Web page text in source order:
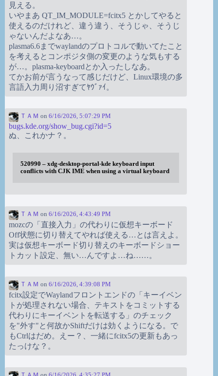
見える。
いやまあ QT_IM_MODULE=fcitx5 とかしてやると
使えるのだけれど、違う違う、そうじゃ、そうじ
ゃないんだよなあ…。
plasma6.6までwaylandのプロトコルで動いてたこと
を考えるとコンポジタ側の変更のような気もする
が…。plasma-keyboardとか入ったしなあ。
てかお前が言うなって感じだけど、Linux環境の多
言語入力周り沼すぎてﾔｳﾞｧｲ。
ＴＡＭ on 6/16/2026, 5:07:29 PM
bugs.kde.org/show_bug.cgi?id=5
ぬ、これかナ？。
520990 – xdg-desktop-portal-kde keyboard input
conflicts with CJK IME when using a virtual keyboard
ＴＡＭ on 6/16/2026, 4:43:49 PM
mozcの「直接入力」の代わりに仮想キーボード
Off状態に切り替えてやれば使える…とは言えよ。
実は仮想キーボード切り替えのキーボードショー
トカット設定、無い…んですよ…ね……。
ＴＡＭ on 6/16/2026, 4:39:08 PM
fcitx設定でWaylandフロントエンドの「キーイベン
トが処理されない場合、テキストをコミットする
代わりにキーイベントを転送する」のチェック
を"外す"と何故かShiftだけは効くようになる。で
もCtrlはだめ。えー？、一緒にfcitx5の更新もあっ
たっけな？。